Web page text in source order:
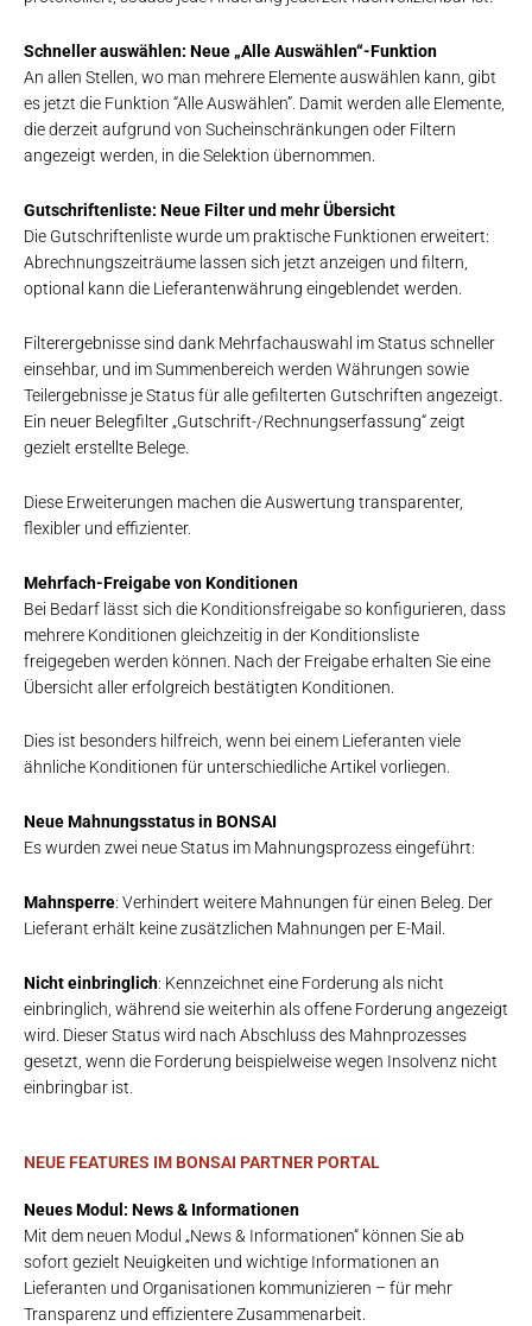
Schneller auswählen: Neue „Alle Auswählen“-Funktion
An allen Stellen, wo man mehrere Elemente auswählen kann, gibt
es jetzt die Funktion “Alle Auswählen”. Damit werden alle Elemente,
die derzeit aufgrund von Sucheinschränkungen oder Filtern
angezeigt werden, in die Selektion übernommen.
Gutschriftenliste: Neue Filter und mehr Übersicht
Die Gutschriftenliste wurde um praktische Funktionen erweitert:
Abrechnungszeiträume lassen sich jetzt anzeigen und filtern,
optional kann die Lieferantenwährung eingeblendet werden.
Filterergebnisse sind dank Mehrfachauswahl im Status schneller
einsehbar, und im Summenbereich werden Währungen sowie
Teilergebnisse je Status für alle gefilterten Gutschriften angezeigt.
Ein neuer Belegfilter „Gutschrift-/Rechnungserfassung“ zeigt
gezielt erstellte Belege.
Diese Erweiterungen machen die Auswertung transparenter,
flexibler und effizienter.
Mehrfach-Freigabe von Konditionen
Bei Bedarf lässt sich die Konditionsfreigabe so konfigurieren, dass
mehrere Konditionen gleichzeitig in der Konditionsliste
freigegeben werden können. Nach der Freigabe erhalten Sie eine
Übersicht aller erfolgreich bestätigten Konditionen.
Dies ist besonders hilfreich, wenn bei einem Lieferanten viele
ähnliche Konditionen für unterschiedliche Artikel vorliegen.
Neue Mahnungsstatus in BONSAI
Es wurden zwei neue Status im Mahnungsprozess eingeführt:
Mahnsperre: Verhindert weitere Mahnungen für einen Beleg. Der
Lieferant erhält keine zusätzlichen Mahnungen per E-Mail.
Nichteinbringlich: Kennzeichnet eine Forderung als nicht
einbringlich, während sie weiterhin als offene Forderung angezeigt
wird. Dieser Status wird nach Abschluss des Mahnprozesses
gesetzt, wenn die Forderung beispielweise wegen Insolvenz nicht
einbringbar ist.
NEUE FEATURES IM BONSAI PARTNER PORTAL
Neues Modul: News & Informationen
Mit dem neuen Modul „News & Informationen“ können Sie ab
sofort gezielt Neuigkeiten und wichtige Informationen an
Lieferanten und Organisationen kommunizieren – für mehr
Transparenz und effizientere Zusammenarbeit.